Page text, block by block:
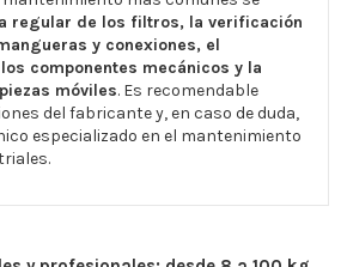
regular de los filtros, la verificación
y conexiones, el
componentes mecánicos y la
móviles. Es recomendable
del fabricante y, en caso de duda,
especializado en el mantenimiento